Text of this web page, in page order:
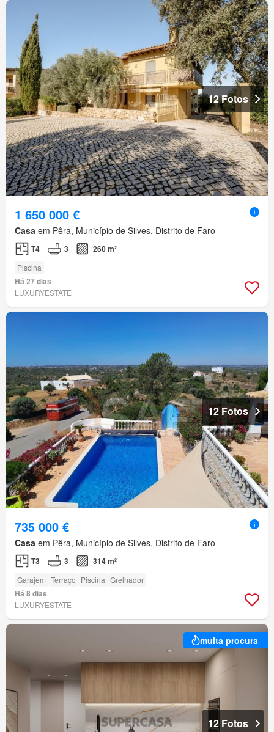
12 Fotos
1 650 000 €
Casa em Pêra, Município de Silves, Distrito de Faro
T4 3 260 m²
Piscina
Há 27 dias
LUXURYESTATE
12 Fotos
735 000 €
Casa em Pêra, Município de Silves, Distrito de Faro
T3 3 314 m²
Garajem Terraço Piscina Grelhador
Há 8 dias
LUXURYESTATE
muita procura
12 Fotos